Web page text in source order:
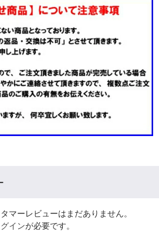
マーレビューはまだありません。
インが必要です。